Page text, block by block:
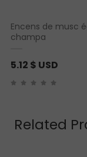
Encens de musc
champa
5.12 $ USD
Related